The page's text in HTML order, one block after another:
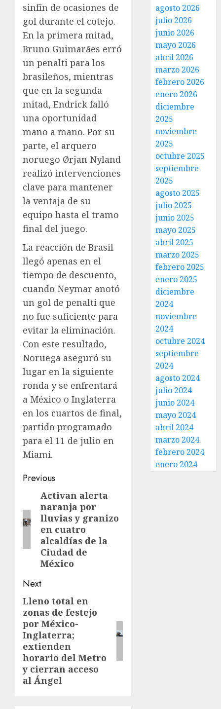
sinfín de ocasiones de
gol durante el cotejo.
En la primera mitad,
Bruno Guimarães erró
un penalti para los
brasileños, mientras
que en la segunda
mitad, Endrick falló
una oportunidad
mano a mano. Por su
parte, el arquero
noruego Ørjan Nyland
realizó intervenciones
clave para mantener
la ventaja de su
equipo hasta el tramo
final del juego.
La reacción de Brasil
llegó apenas en el
tiempo de descuento,
cuando Neymar anotó
un gol de penalti que
no fue suficiente para
evitar la eliminación.
Con este resultado,
Noruega aseguró su
lugar en la siguiente
ronda y se enfrentará
a México o Inglaterra
en los cuartos de final,
partido programado
para el 11 de julio en
Miami.
Previous
Activan alerta
naranja por
lluvias y granizo
en cuatro
alcaldías de la
Ciudad de
México
Next
Lleno total en
zonas de festejo
por México-
Inglaterra;
extienden
horario del Metro
y cierran acceso
al Ángel
agosto 2026
julio 2026
junio 2026
mayo 2026
abril 2026
marzo 2026
febrero 2026
enero 2026
diciembre
2025
noviembre
2025
octubre 2025
septiembre
2025
agosto 2025
julio 2025
junio 2025
mayo 2025
abril 2025
marzo 2025
febrero 2025
enero 2025
diciembre
2024
noviembre
2024
octubre 2024
septiembre
2024
agosto 2024
julio 2024
junio 2024
mayo 2024
abril 2024
marzo 2024
febrero 2024
enero 2024